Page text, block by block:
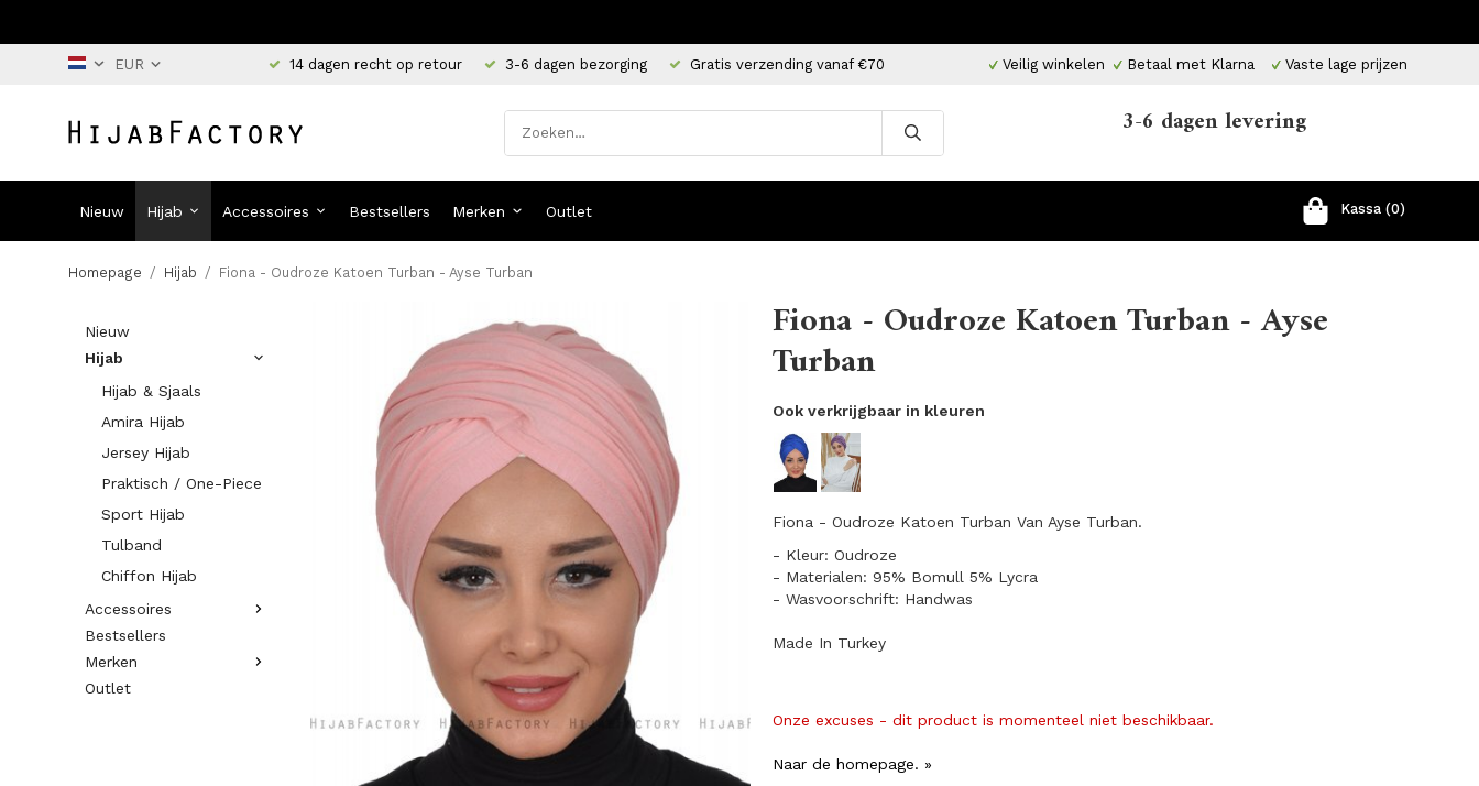
14 dagen recht op retour 3-6 dagen bezorging Gratis verzending vanaf €70 Veilig winkelen Betaal met Klarna Vaste lage prijzen
3-6 dagen levering
Nieuw Hijab Accessoires Bestsellers Merken Outlet Kassa (0)
Homepage / Hijab / Fiona - Oudroze Katoen Turban - Ayse Turban
Nieuw
Hijab
Hijab & Sjaals
Amira Hijab
Jersey Hijab
Praktisch / One-Piece
Sport Hijab
Tulband
Chiffon Hijab
Accessoires
Bestsellers
Merken
Outlet
Fiona - Oudroze Katoen Turban - Ayse
Turban
Ook verkrijgbaar in kleuren
Fiona - Oudroze Katoen Turban Van Ayse Turban.
- Kleur: Oudroze
- Materialen: 95% Bomull 5% Lycra
- Wasvoorschrift: Handwas
Made In Turkey
Onze excuses - dit product is momenteel niet beschikbaar.
Naar de homepage. »